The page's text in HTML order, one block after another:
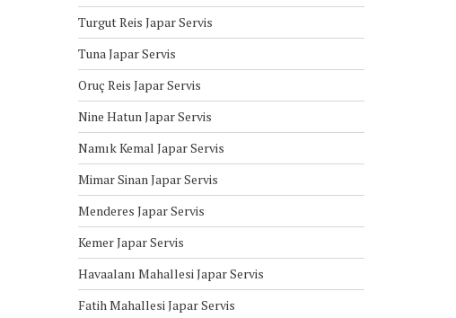
Turgut Reis Japar Servis
Tuna Japar Servis
Oruç Reis Japar Servis
Nine Hatun Japar Servis
Namık Kemal Japar Servis
Mimar Sinan Japar Servis
Menderes Japar Servis
Kemer Japar Servis
Havaalanı Mahallesi Japar Servis
Fatih Mahallesi Japar Servis